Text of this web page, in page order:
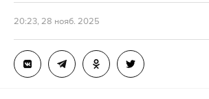
20:23, 28 нояб. 2025